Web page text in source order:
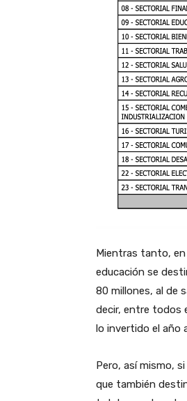
Mientras tanto,
educación se
80 millones, al de
decir, entre todos
lo invertido el año
Pero, así mismo,
que también